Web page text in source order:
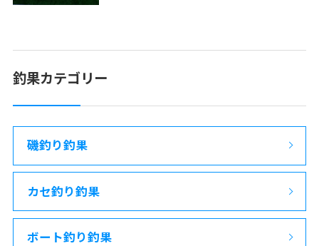
釣果カテゴリー
磯釣り釣果
カセ釣り釣果
ボート釣り釣果